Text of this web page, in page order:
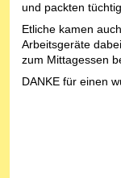
und packten
Etliche kamen
Arbeitsgeräte
zum Mittagessen
DANKE für einen